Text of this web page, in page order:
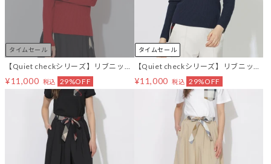
タイムセール
【Quiet checkシリーズ】リブニット
インナー
¥11,000 税込 29%OFF
タイムセール
【Quiet checkシリーズ】リブニット
インナー
¥11,000 税込 29%OFF